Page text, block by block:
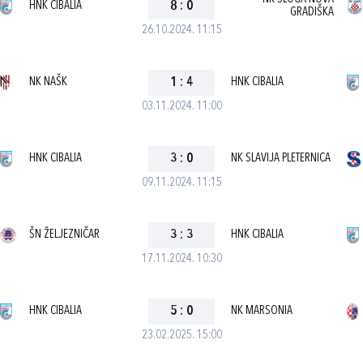
26.10.2024. 11:15
HNK CIBALIA 8 : 0
GRADIŠKA
03.11.2024. 11:00
NK NAŠK 1 : 4 HNK CIBALIA
09.11.2024. 11:15
HNK CIBALIA 3 : 0 NK SLAVIJA PLETERNICA
17.11.2024. 10:30
ŠN ŽELJEZNIČAR 3 : 3 HNK CIBALIA
23.02.2025. 15:00
HNK CIBALIA 5 : 0 NK MARSONIA